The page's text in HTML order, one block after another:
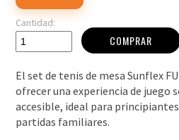
Cantidad:
COMPRAR
El set de tenis de mesa Sunflex
ofrecer una experiencia de juego
accesible, ideal para
partidas familiares.